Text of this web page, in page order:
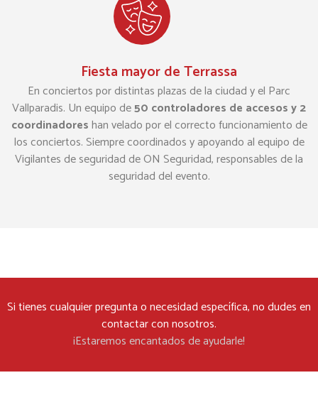
Fiesta mayor de Terrassa
En conciertos por distintas plazas de la ciudad y el Parc
Vallparadis. Un equipo de50 controladores de accesos y 2
coordinadoreshan velado por el correcto funcionamiento de
los conciertos. Siempre coordinados y apoyando al equipo de
Vigilantes de seguridad de ON Seguridad, responsables de la
seguridad del evento.
Si tienes cualquier pregunta o necesidad específica, no dudes en
contactar con nosotros.
¡Estaremos encantados de ayudarle!